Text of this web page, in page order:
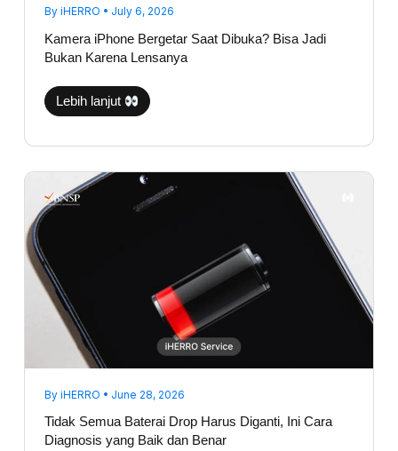
By iHERRO • July 6, 2026
Kamera iPhone Bergetar Saat Dibuka? Bisa Jadi
Bukan Karena Lensanya
Lebih lanjut
By iHERRO • June 28, 2026
Tidak Semua Baterai Drop Harus Diganti, Ini Cara
Diagnosis yang Baik dan Benar
Semua
Baterai
Diagnosis
yang
Baik
dan
Benar